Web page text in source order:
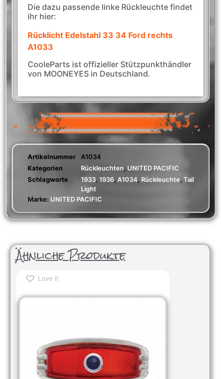
Die dazu passende linke Rückleuchte findet
ihr hier:
Rücklicht Edelstahl 33 34 Ford rechts
A1033
CooleParts ist offizieller Stützpunkthändler
von MOONEYES in Deutschland.
Artikelnummer
A1034
Kategorien
Rückleuchten, UNITED PACIFIC
Schlagworte
1933, 1936, A1034, Rückleuchte, Tail
Light
Marke: UNITED PACIFIC
Ähnliche Produkte
Love it